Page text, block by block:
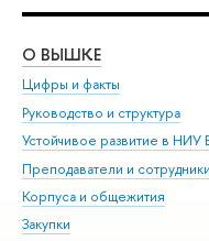
О ВЫШКЕ
Цифры и факты
Руководство и структура
Устойчивое развитие в
Преподаватели и сотрудники
Корпуса и общежития
Закупки